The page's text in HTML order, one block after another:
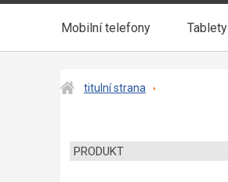
Mobilní telefony Tablety
titulní strana
PRODUKT